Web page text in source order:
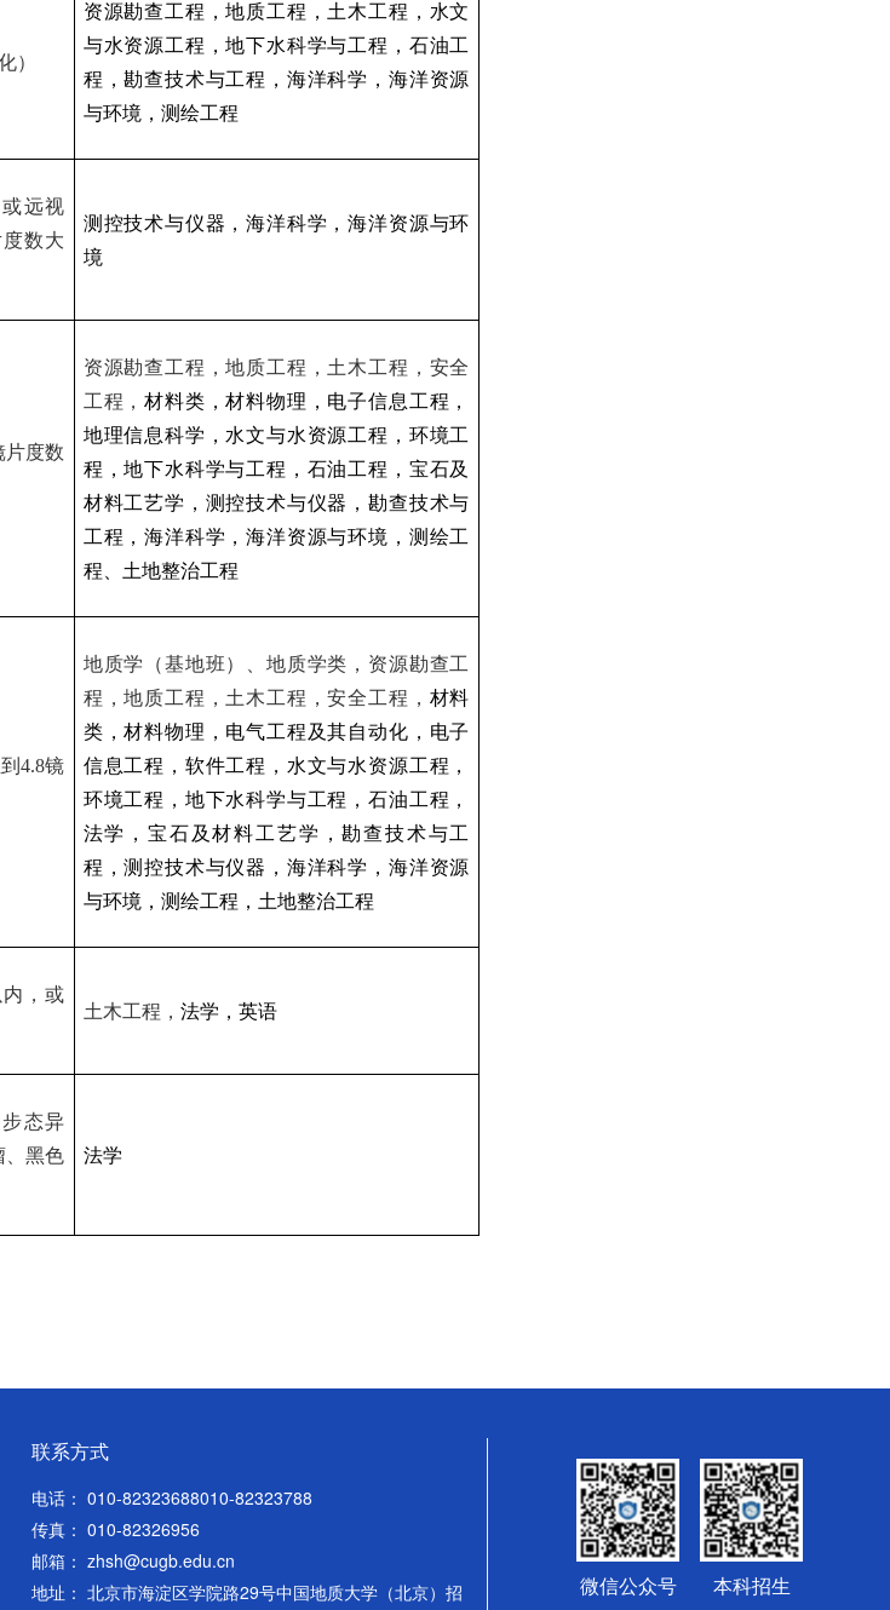
）
资源勘查工程，地质工程，土木工程，水文
与水资源工程，地下水科学与工程，石油工
程，勘查技术与工程，海洋科学，海洋资源
与环境，测绘工程
远视
数大
测控技术与仪器，海洋科学，海洋资源与环
境
片度数
资源勘查工程，地质工程，土木工程，安全
工程，材料类，材料物理，电子信息工程，
地理信息科学，水文与水资源工程，环境工
程，地下水科学与工程，石油工程，宝石及
材料工艺学，测控技术与仪器，勘查技术与
工程，海洋科学，海洋资源与环境，测绘工
程、土地整治工程
4.8镜
地质学（基地班）、地质学类， 资源勘查工
程，地质工程，土木工程，安全工程， 材料
类，材料物理，电气工程及其自动化，电子
信息工程，软件工程，水文与水资源工程，
环境工程，地下水科学与工程，石油工程，
法学，宝石及材料工艺学，勘查技术与工
程，测控技术与仪器，海洋科学，海洋资源
与环境，测绘工程，土地整治工程
，或
土木工程， 法学，英语
态异
、黑色
法学
联系方式
电话： 010-82323688010-82323788
传真： 010-82326956
邮箱： zhsh@cugb.edu.cn
地址： 北京市海淀区学院路29号中国地质大学（北京）招
本科招生
微信公众号